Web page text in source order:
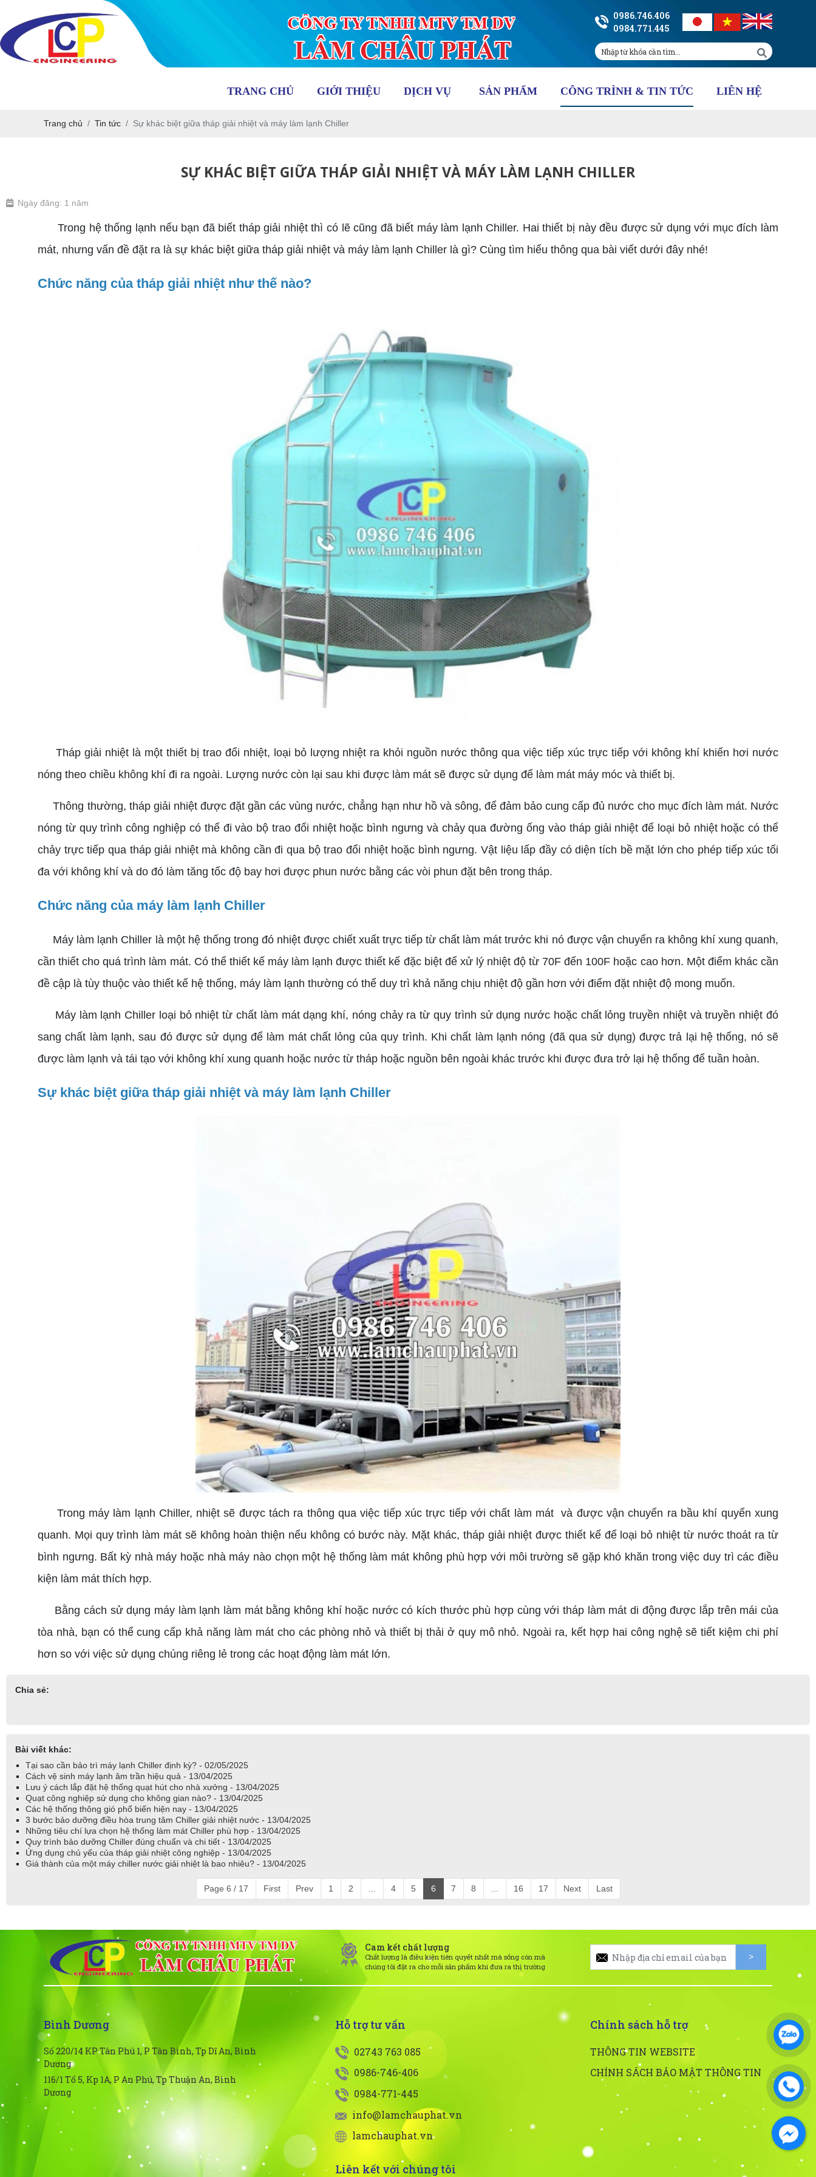
0986.746.406
0984.771.445
TRANG CHỦ GIỚI THIỆU DỊCH VỤ SẢN PHẨM CÔNG TRÌNH & TIN TỨC LIÊN HỆ
Trang chủ Tin tức Sự khác biệt giữa tháp giải nhiệt và máy làm lạnh Chiller
SỰ KHÁC BIỆT GIỮA THÁP GIẢI NHIỆT VÀ MÁY LÀM LẠNH CHILLER
Ngày đăng: 1 năm
Trong hệ thống lạnh nếu bạn đã biết tháp giải nhiệt thì có lẽ cũng đã biết máy làm lạnh Chiller. Hai thiết bị này đều được sử dụng với mục đích làm
mát, nhưng vấn đề đặt ra là sự khác biệt giữa tháp giải nhiệt và máy làm lạnh Chiller là gì? Cùng tìm hiểu thông qua bài viết dưới đây nhé!
Chức năng của tháp giải nhiệt như thế nào?
Tháp giải nhiệt là một thiết bị trao đổi nhiệt, loại bỏ lượng nhiệt ra khỏi nguồn nước thông qua việc tiếp xúc trực tiếp với không khí khiến hơi nước
nóng theo chiều không khí đi ra ngoài. Lượng nước còn lại sau khi được làm mát sẽ được sử dụng để làm mát máy móc và thiết bị.
Thông thường, tháp giải nhiệt được đặt gần các vùng nước, chẳng hạn như hồ và sông, để đảm bảo cung cấp đủ nước cho mục đích làm mát. Nước
nóng từ quy trình công nghiệp có thể đi vào bộ trao đổi nhiệt hoặc bình ngưng và chảy qua đường ống vào tháp giải nhiệt để loại bỏ nhiệt hoặc có thể
chảy trực tiếp qua tháp giải nhiệt mà không cần đi qua bộ trao đổi nhiệt hoặc bình ngưng. Vật liệu lấp đầy có diện tích bề mặt lớn cho phép tiếp xúc tối
đa với không khí và do đó làm tăng tốc độ bay hơi được phun nước bằng các vòi phun đặt bên trong tháp.
Chức năng của máy làm lạnh Chiller
Máy làm lạnh Chiller là một hệ thống trong đó nhiệt được chiết xuất trực tiếp từ chất làm mát trước khi nó được vận chuyển ra không khí xung quanh,
cần thiết cho quá trình làm mát. Có thể thiết kế máy làm lạnh được thiết kế đặc biệt để xử lý nhiệt độ từ 70F đến 100F hoặc cao hơn. Một điểm khác cần
đề cập là tùy thuộc vào thiết kế hệ thống, máy làm lạnh thường có thể duy trì khả năng chịu nhiệt độ gần hơn với điểm đặt nhiệt độ mong muốn.
Máy làm lạnh Chiller loại bỏ nhiệt từ chất làm mát dạng khí, nóng chảy ra từ quy trình sử dụng nước hoặc chất lỏng truyền nhiệt và truyền nhiệt đó
sang chất làm lạnh, sau đó được sử dụng để làm mát chất lỏng của quy trình. Khi chất làm lạnh nóng (đã qua sử dụng) được trả lại hệ thống, nó sẽ
được làm lạnh và tái tạo với không khí xung quanh hoặc nước từ tháp hoặc nguồn bên ngoài khác trước khi được đưa trở lại hệ thống để tuần hoàn.
Sự khác biệt giữa tháp giải nhiệt và máy làm lạnh Chiller
Trong máy làm lạnh Chiller, nhiệt sẽ được tách ra thông qua việc tiếp xúc trực tiếp với chất làm mát và được vận chuyển ra bầu khí quyển xung
quanh. Mọi quy trình làm mát sẽ không hoàn thiện nếu không có bước này. Mặt khác, tháp giải nhiệt được thiết kế để loại bỏ nhiệt từ nước thoát ra từ
bình ngưng. Bất kỳ nhà máy hoặc nhà máy nào chọn một hệ thống làm mát không phù hợp với môi trường sẽ gặp khó khăn trong việc duy trì các điều
kiện làm mát thích hợp.
Bằng cách sử dụng máy làm lạnh làm mát bằng không khí hoặc nước có kích thước phù hợp cùng với tháp làm mát di động được lắp trên mái của
tòa nhà, bạn có thể cung cấp khả năng làm mát cho các phòng nhỏ và thiết bị thải ở quy mô nhỏ. Ngoài ra, kết hợp hai công nghệ sẽ tiết kiệm chi phí
hơn so với việc sử dụng chúng riêng lẻ trong các hoạt động làm mát lớn.
Chia sẻ:
Bài viết khác:
Tại sao cần bảo trì máy lạnh Chiller định kỳ? - 02/05/2025
Cách vệ sinh máy lạnh âm trần hiệu quả - 13/04/2025
Lưu ý cách lắp đặt hệ thống quạt hút cho nhà xưởng - 13/04/2025
Quạt công nghiệp sử dụng cho không gian nào? - 13/04/2025
Các hệ thống thông gió phổ biến hiện nay - 13/04/2025
3 bước bảo dưỡng điều hòa trung tâm Chiller giải nhiệt nước - 13/04/2025
Những tiêu chí lựa chọn hệ thống làm mát Chiller phù hợp - 13/04/2025
Quy trình bảo dưỡng Chiller đúng chuẩn và chi tiết - 13/04/2025
Ứng dụng chủ yếu của tháp giải nhiệt công nghiệp - 13/04/2025
Giá thành của một máy chiller nước giải nhiệt là bao nhiêu? - 13/04/2025
Page 6 / 17 First Prev 1 2 4 5 6 7 8 16 17 Next Last
Cam kết chất lượng
Chất lượng là điều kiện tiên quyết nhất mà sống còn mà
chúng tôi đặt ra cho mỗi sản phẩm khi đưa ra thị trường
Bình Dương
Số 220/14 KP Tân Phú 1, P Tân Bình, Tp Dĩ An, Bình
Dương
116/1 Tổ 5, Kp 1A, P An Phú, Tp Thuận An, Bình
Dương
Hỗ trợ tư vấn
02743 763 085
0986-746-406
0984-771-445
info@lamchauphat.vn
lamchauphat.vn
Liên kết với chúng tôi
Chính sách hỗ trợ
THÔNG TIN WEBSITE
CHÍNH SÁCH BẢO MẬT THÔNG TIN